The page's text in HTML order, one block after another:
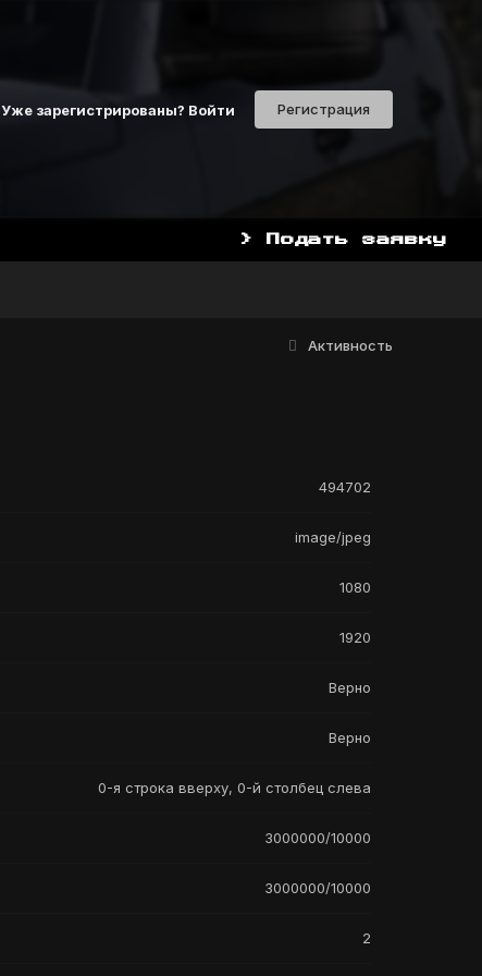
Уже зарегистрированы? Войти Регистрация
> Подать заявку
Активность
494702
image/jpeg
1080
1920
Верно
Верно
0-я строка вверху, 0-й столбец слева
3000000/10000
3000000/10000
2